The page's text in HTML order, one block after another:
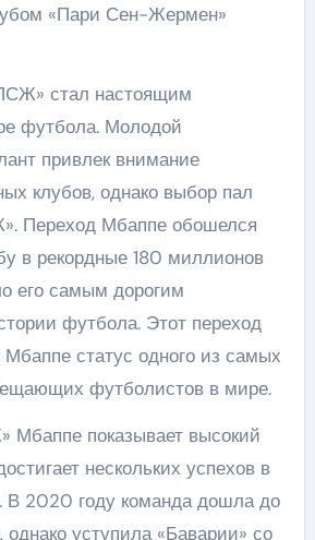
«Пари Сен-Жермен»
стал настоящим
футбола. Молодой
привлек внимание
клубов, однако выбор пал
Переход Мбаппе обошелся
в рекордные 180 миллионов
его самым дорогим
футбола. Этот переход
статус одного из самых
футболистов в мире.
Мбаппе показывает высокий
нескольких успехов в
В 2020 году команда дошла до
уступила «Баварии» со